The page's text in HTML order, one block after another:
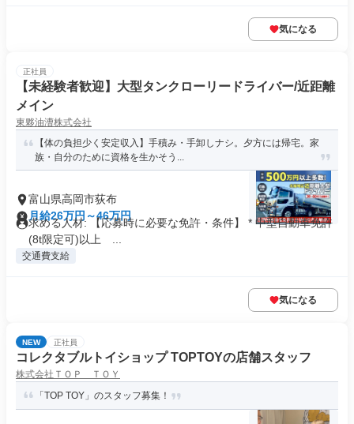
気になる
正社員
【未経験者歓迎】大型タンクローリードライバー/近距離
メイン
東夥油漕株式会社
【体の負担少く安定収入】手積み・手卸しナシ。夕方には帰宅。家
族・自分のために資格を生かそう...
富山県高岡市荻布
月給26万円～46万円
求める人材: 【応募時に必要な免許・条件】 * 中型自動車免許
(8t限定可)以上 ...
交通費支給
気になる
NEW 正社員
コレクタブルトイショップ TOPTOYの店舗スタッフ
株式会社ＴＯＰ ＴＯＹ
「TOP TOY」のスタッフ募集！